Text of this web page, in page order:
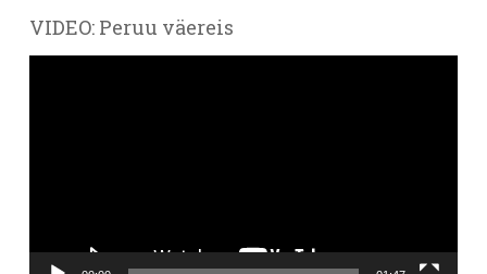
VIDEO: Peruu väereis